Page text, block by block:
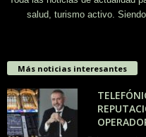
salud, turismo activo.
Más noticias interesantes